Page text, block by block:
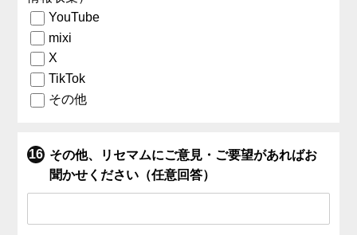
YouTube
mixi
X
TikTok
その他
その他、リセマムにご意見・ご要望があればお
聞かせください（任意回答）